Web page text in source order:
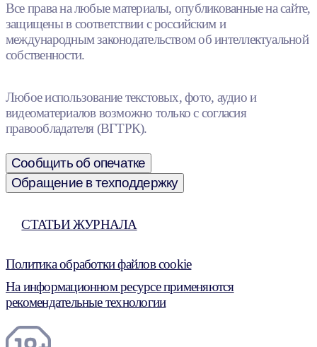
Все права на любые материалы, опубликованные на сайте,
защищены в соответствии с российским и
международным законодательством об интеллектуальной
собственности.
Любое использование текстовых, фото, аудио и
видеоматериалов возможно только с согласия
правообладателя (ВГТРК).
Сообщить об опечатке
Обращение в техподдержку
СТАТЬИ ЖУРНАЛА
Политика обработки файлов cookie
На информационном ресурсе применяются
рекомендательные технологии